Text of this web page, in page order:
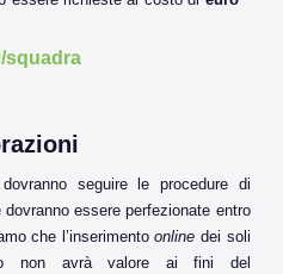
squadra
seguire le procedure di
dovranno essere perfezionate entro
che l’inserimentoonline dei soli
non avrà valore ai fini del